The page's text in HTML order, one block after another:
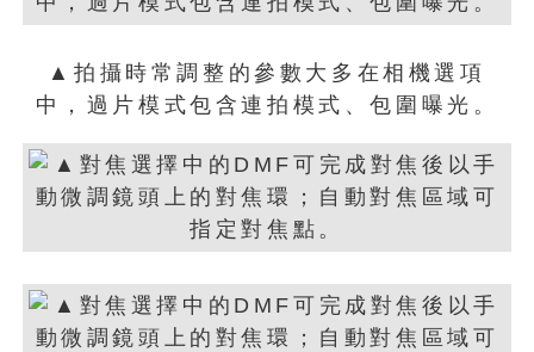
▲拍攝時常調整的參數大多在相機選項
中，過片模式包含連拍模式、包圍曝光。